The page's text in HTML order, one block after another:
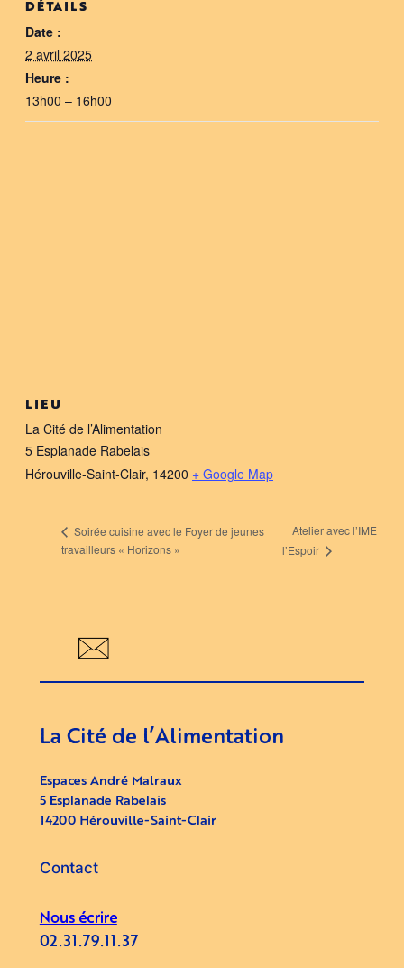
DÉTAILS
Date :
2 avril 2025
Heure :
13h00 – 16h00
LIEU
La Cité de l’Alimentation
5 Esplanade Rabelais
Hérouville-Saint-Clair, 14200 + Google Map
Soirée cuisine avec le Foyer de jeunes
travailleurs « Horizons »
Atelier avec l’IME
l’Espoir
La Cité de l’Alimentation
Espaces André Malraux
5 Esplanade Rabelais
14200 Hérouville-Saint-Clair
Contact
Nous écrire
02.31.79.11.37